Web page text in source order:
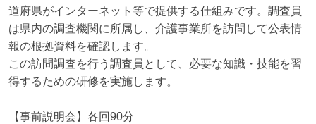
道府県がインターネット等で提供する仕組みです。調査員
は県内の調査機関に所属し、介護事業所を訪問して公表情
報の根拠資料を確認します。
この訪問調査を行う調査員として、必要な知識・技能を習
得するための研修を実施します。
【事前説明会】各回90分